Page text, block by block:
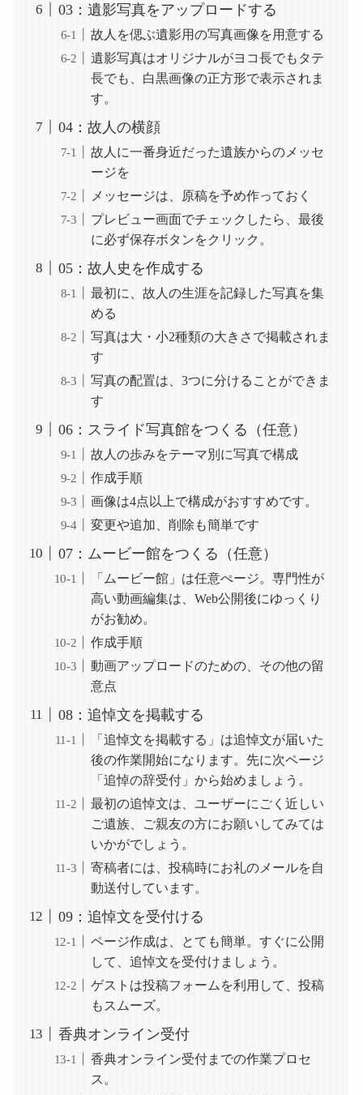
03：遺影写真をアップロードする
故人を偲ぶ遺影用の写真画像を用意する
遺影写真はオリジナルがヨコ長でもタテ
長でも、白黒画像の正方形で表示されま
す。
04：故人の横顔
故人に一番身近だった遺族からのメッセ
ージを
メッセージは、原稿を予め作っておく
プレビュー画面でチェックしたら、最後
に必ず保存ボタンをクリック。
05：故人史を作成する
最初に、故人の生涯を記録した写真を集
める
写真は大・小2種類の大きさで掲載されま
す
写真の配置は、3つに分けることができま
す
06：スライド写真館をつくる（任意）
故人の歩みをテーマ別に写真で構成
作成手順
画像は4点以上で構成がおすすめです。
変更や追加、削除も簡単です
07：ムービー館をつくる（任意）
「ムービー館」は任意ぺージ。専門性が
高い動画編集は、Web公開後にゆっくり
がお勧め。
作成手順
動画アップロードのための、その他の留
意点
08：追悼文を掲載する
「追悼文を掲載する」は追悼文が届いた
後の作業開始になります。先に次ページ
「追悼の辞受付」から始めましょう。
最初の追悼文は、ユーザーにごく近しい
ご遺族、ご親友の方にお願いしてみては
いかがでしょう。
寄稿者には、投稿時にお礼のメールを自
動送付しています。
09：追悼文を受付ける
ページ作成は、とても簡単。すぐに公開
して、追悼文を受付けましょう。
ゲストは投稿フォームを利用して、投稿
もスムーズ。
香典オンライン受付
香典オンライン受付までの作業プロセ
ス。